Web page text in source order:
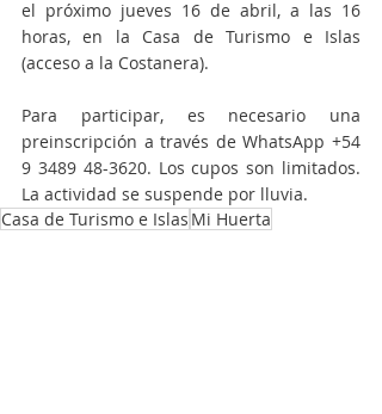
el próximo jueves 16 de abril, a las 16
horas, en la Casa de Turismo e Islas
(acceso a la Costanera).
Para participar, es necesario una
preinscripción a través de WhatsApp +54
9 3489 48-3620. Los cupos son limitados.
La actividad se suspende por lluvia.
Casa de Turismo e Islas Mi Huerta